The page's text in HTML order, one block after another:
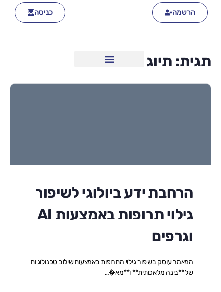
הרשמה כניסה
תגית: תיוג
הרחבת ידע ביולוגי לשיפור
גילוי תרופות באמצעות AI
וגרפים
המאמר עוסק בשיפור גילוי התרופות באמצעות שילוב טכנולוגיות
של **בינה מלאכותית** ו**מא�…